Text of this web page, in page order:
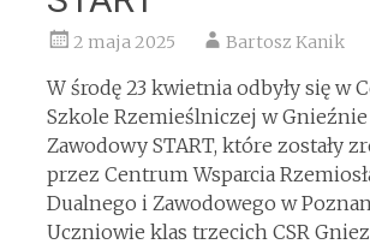
2 maja 2025 Bartosz Kanik
W środę 23 kwietnia odbyły się w
Szkole Rzemieślniczej w
Zawodowy START, które zostały
przez Centrum Wsparcia
Dualnego i Zawodowego w
Uczniowie klas trzecich CSR